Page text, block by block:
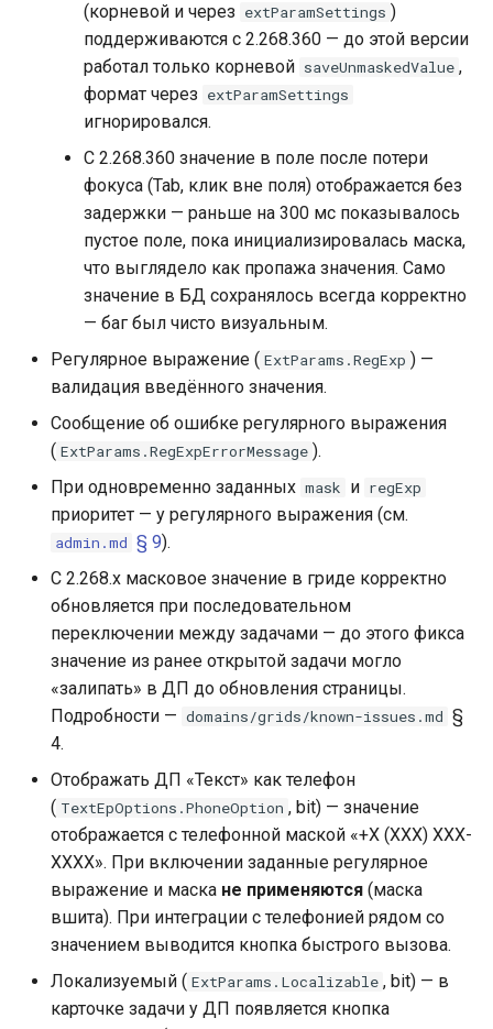
(корневой и через extParamSettings )
поддерживаются с 2.268.360 — до этой версии
работал только корневой saveUnmaskedValue ,
формат через extParamSettings
игнорировался.
С 2.268.360 значение в поле после потери
фокуса (Tab, клик вне поля) отображается без
задержки — раньше на 300 мс показывалось
пустое поле, пока инициализировалась маска,
что выглядело как пропажа значения. Само
значение в БД сохранялось всегда корректно
— баг был чисто визуальным.
Регулярное выражение ( ExtParams.RegExp ) —
валидация введённого значения.
Сообщение об ошибке регулярного выражения
( ExtParams.RegExpErrorMessage ).
При одновременно заданных mask и regExp
приоритет — у регулярного выражения (см.
admin.md § 9).
С 2.268.x масковое значение в гриде корректно
обновляется при последовательном
переключении между задачами — до этого фикса
значение из ранее открытой задачи могло
«залипать» в ДП до обновления страницы.
Подробности — domains/grids/known-issues.md §
4.
Отображать ДП «Текст» как телефон
( TextEpOptions.PhoneOption , bit) — значение
отображается с телефонной маской «+X (XXX) XXX-
XXXX». При включении заданные регулярное
выражение и маска не применяются (маска
вшита). При интеграции с телефонией рядом со
значением выводится кнопка быстрого вызова.
Локализуемый ( ExtParams.Localizable , bit) — в
карточке задачи у ДП появляется кнопка